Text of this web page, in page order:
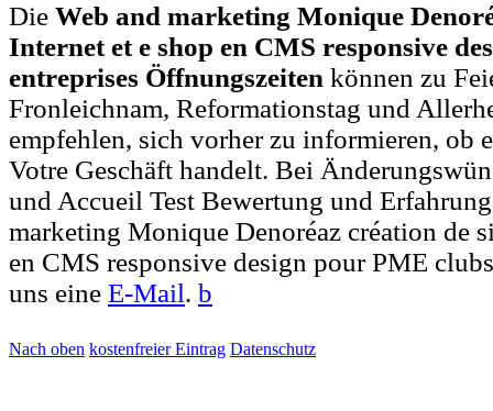
Die Web and marketing Monique
Internet et e shop en CMS responsive
entreprises Öffnungszeiten können zu
Fronleichnam, Reformationstag und
empfehlen, sich vorher zu informieren, ob
Votre Geschäft handelt. Bei
und Accueil Test Bewertung und
marketing Monique Denoréaz création de
en CMS responsive design pour PME
uns eine E-Mail. b
Nach oben kostenfreier Eintrag Datenschutz